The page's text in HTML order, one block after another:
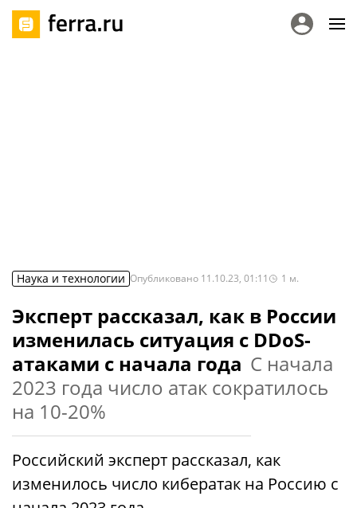
Наука и технологии Опубликовано 11.10.23, 01:11 1 м.
Эксперт рассказал, как в России
изменилась ситуация с DDoS-
атаками с начала года С начала
2023 года число атак сократилось
на 10-20%
Российский эксперт рассказал, как
изменилось число кибератак на Россию с